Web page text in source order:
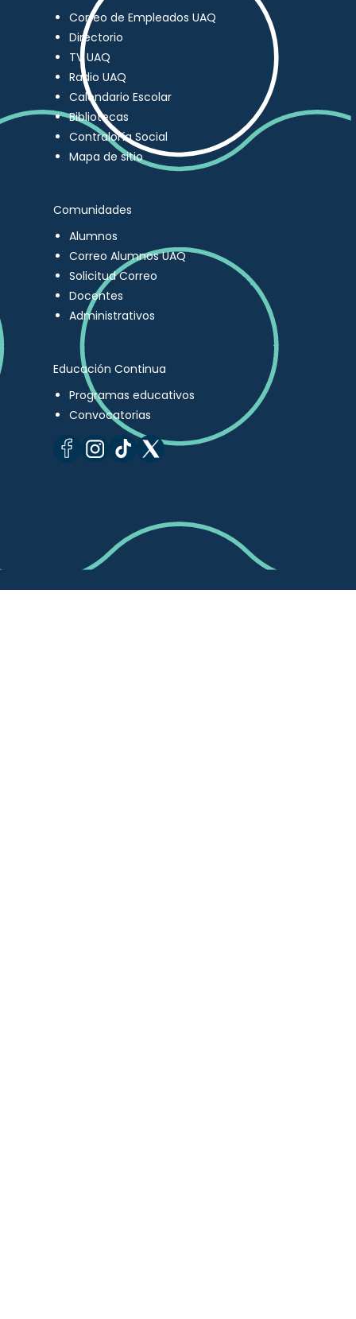
Correo de Empleados UAQ
Directorio
TV UAQ
Radio UAQ
Calendario Escolar
Bibliotecas
Contraloría Social
Mapa de sitio
Comunidades
Alumnos
Correo Alumnos UAQ
Solicitud Correo
Docentes
Administrativos
Educación Continua
Programas educativos
Convocatorias